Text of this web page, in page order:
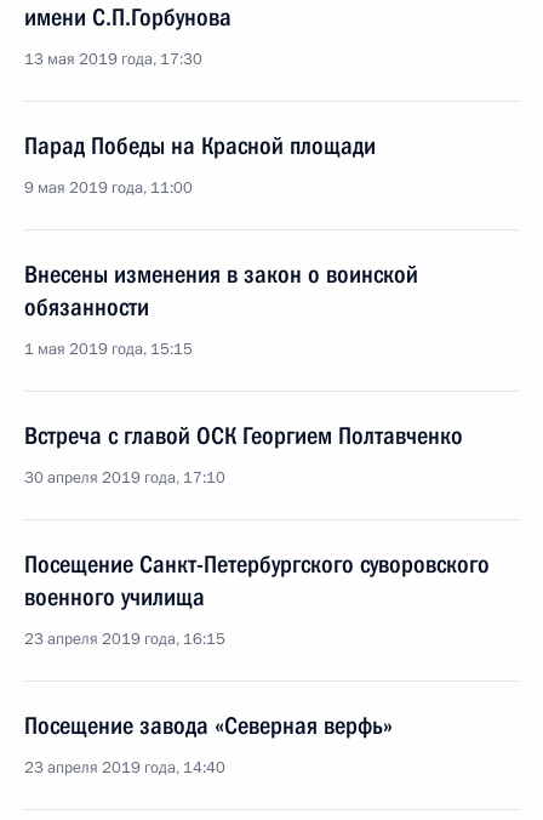
имени С.П.Горбунова
13 мая 2019 года, 17:30
Парад Победы на Красной площади
9 мая 2019 года, 11:00
Внесены изменения в закон о воинской
обязанности
1 мая 2019 года, 15:15
Встреча с главой ОСК Георгием Полтавченко
30 апреля 2019 года, 17:10
Посещение Санкт-Петербургского суворовского
военного училища
23 апреля 2019 года, 16:15
Посещение завода «Северная верфь»
23 апреля 2019 года, 14:40